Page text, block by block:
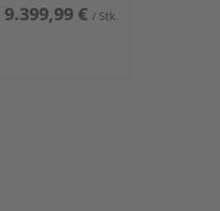
9.399,99 € / Stk.